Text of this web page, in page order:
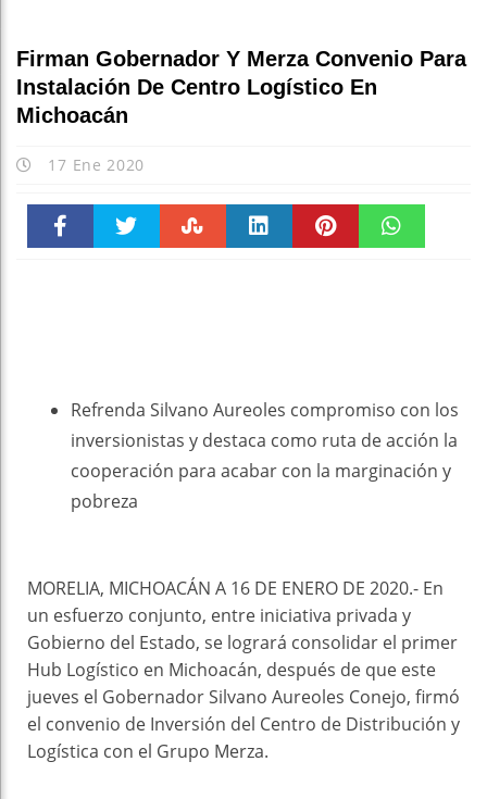
Firman Gobernador Y Merza Convenio Para
Instalación De Centro Logístico En
Michoacán
17 Ene 2020
Refrenda Silvano Aureoles compromiso con los
inversionistas y destaca como ruta de acción la
cooperación para acabar con la marginación y
pobreza
MORELIA, MICHOACÁN A 16 DE ENERO DE 2020.- En
un esfuerzo conjunto, entre iniciativa privada y
Gobierno del Estado, se logrará consolidar el primer
Hub Logístico en Michoacán, después de que este
jueves el Gobernador Silvano Aureoles Conejo, firmó
el convenio de Inversión del Centro de Distribución y
Logística con el Grupo Merza.